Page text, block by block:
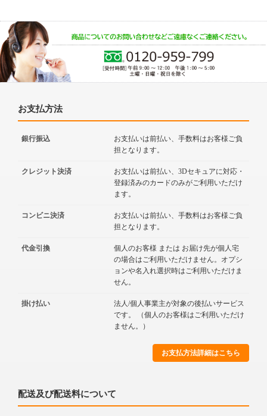
お支払方法
銀行振込
お支払いは前払い、手数料はお客様ご負
担となります。
クレジット決済
お支払いは前払い、3Dセキュアに対応・
登録済みのカードのみがご利用いただけ
ます。
コンビニ決済
お支払いは前払い、手数料はお客様ご負
担となります。
代金引換
個人のお客様 または お届け先が個人宅
の場合はご利用いただけません。オプシ
ョンや名入れ選択時はご利用いただけま
せん。
掛け払い
法人/個人事業主が対象の後払いサービス
です。 （個人のお客様はご利用いただけ
ません。）
お支払方法詳細はこちら
配送及び配送料について